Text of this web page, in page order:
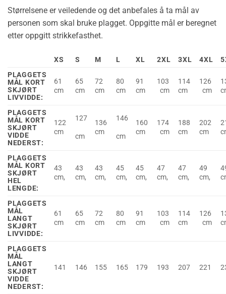
Størrelsene er veiledende og det anbefales å ta mål av
personen som skal bruke plagget. Oppgitte mål er beregnet
etter oppgitt strikkefasthet.
XS S M L XL 2XL 3XL 4XL
PLAGGETS
MÅL KORT
SKJØRT
LIVVIDDE:
61
cm
65
cm
72
cm
80
cm
91
cm
103
cm
114
cm
126
cm
PLAGGETS
MÅL KORT
SKJØRT
VIDDE
NEDERST:
122
cm
127
cm
136
cm
146
cm
160
cm
174
cm
188
cm
202
cm
PLAGGETS
MÅL KORT
SKJØRT
HEL
LENGDE:
43
cm,
43
cm,
43
cm,
45
cm,
45
cm,
47
cm,
47
cm,
49
cm,
PLAGGETS
MÅL
LANGT
SKJØRT
LIVVIDDE:
61
cm
65
cm
72
cm
80
cm
91
cm
103
cm
114
cm
126
cm
PLAGGETS
MÅL
LANGT
SKJØRT
VIDDE
NEDERST:
141 146 155 165 179 193 207 221